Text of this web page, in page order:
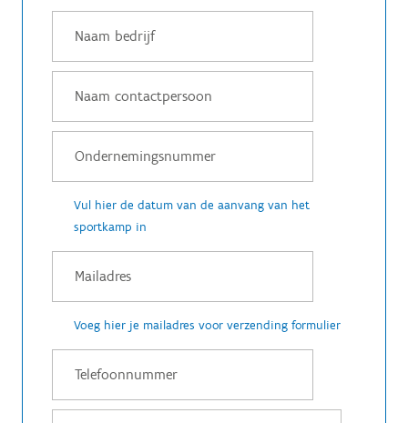
Vul hier de datum van de aanvang van het
sportkamp in
Voeg hier je mailadres voor verzending formulier